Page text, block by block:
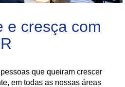
e cresça com
que queiram crescer
em todas as nossas áreas